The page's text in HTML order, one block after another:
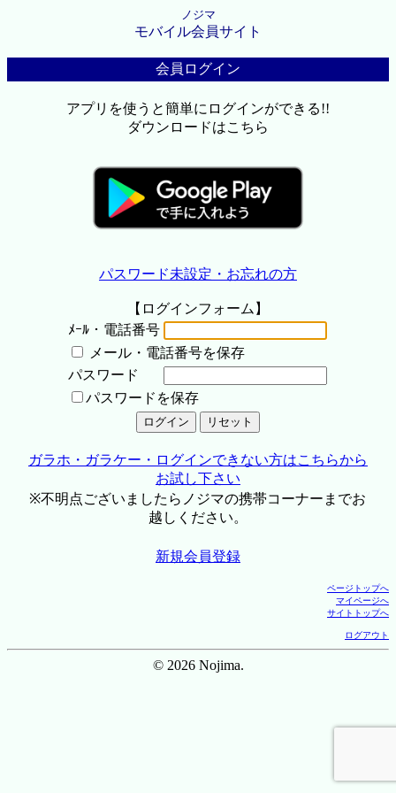
ノジマ
モバイル会員サイト
会員ログイン
アプリを使うと簡単にログインができる!!
ダウンロードはこちら
パスワード未設定・お忘れの方
【ログインフォーム】
ﾒｰﾙ・電話番号
メール・電話番号を保存
パスワード
パスワードを保存
ガラホ・ガラケー・ログインできない方はこちらから
お試し下さい
※不明点ございましたらノジマの携帯コーナーまでお
越しください。
新規会員登録
ページトップへ
マイページへ
サイトトップへ
ログアウト
© 2026 Nojima.